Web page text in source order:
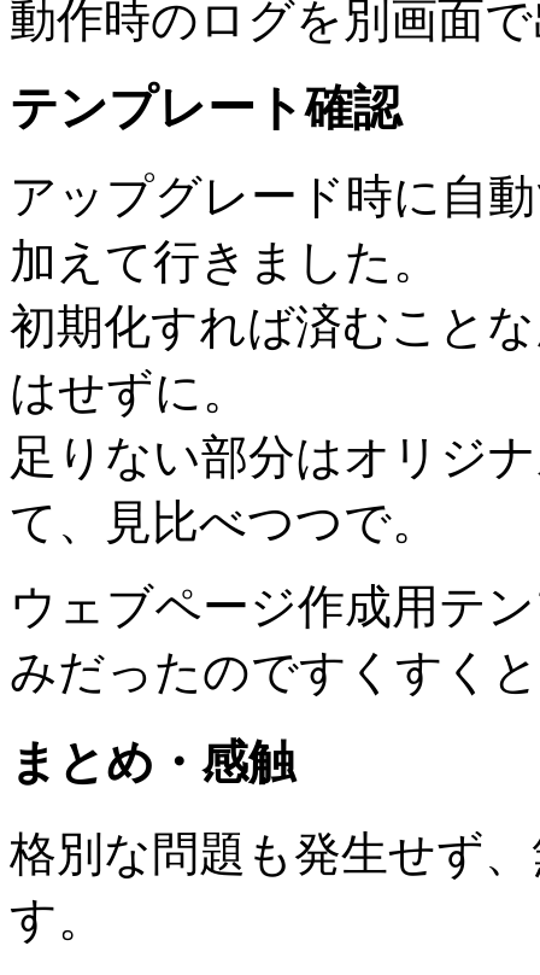
動作時のログを別画面
テンプレート確認
アップグレード時に自
加えて行きました。
初期化すれば済むこと
はせずに。
足りない部分はオリジ
て、見比べつつで。
ウェブページ作成用テ
みだったのですくすく
まとめ・感触
格別な問題も発生せず
す。